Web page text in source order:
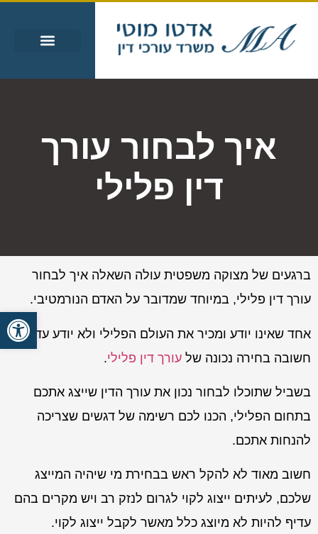
איך לבחור עורך
דין פלילי
ברגעים של מצוקה משפטית עולה השאלה איך לבחור
עורך דין פלילי, במיוחד שמדובר על האדם הנורמטיבי.
אחד שאינו יודע ומכיר את העולם הפלילי ולא יודע עד כמה
חשובה בחירה נכונה של עורך דין פלילי.
בשביל שתוכלו לבחור נכון את עורך הדין שייצג אתכם
בתחום הפלילי, הכנו לכם רשימה של דגשים שצריכה
להנחות אתכם.
חשוב מאוד לא להקל ראש בבחירת מי שיהיה המייצג
שלכם, לעיתים ייצוג לקוי לגרום לנזק רב ויש מקרים בהם
עדיף להיות לא מיוצג כלל מאשר לקבל ייצוג לקוי.
פתח